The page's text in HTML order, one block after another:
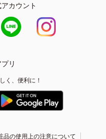
カウント
リ
く、便利に！
品の使用上の注意について